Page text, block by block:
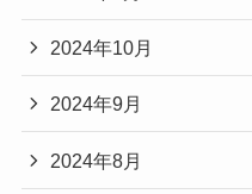
2024年10月
2024年9月
2024年8月